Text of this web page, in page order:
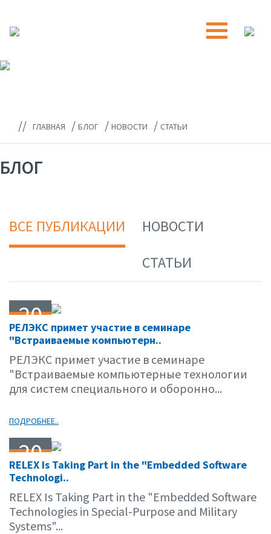
// ГЛАВНАЯ / БЛОГ / НОВОСТИ / СТАТЬИ
БЛОГ
ВСЕ ПУБЛИКАЦИИ
НОВОСТИ
СТАТЬИ
20
11.09
РЕЛЭКС примет участие в семинаре
"Встраиваемые компьютерн..
РЕЛЭКС примет участие в семинаре
"Встраиваемые компьютерные технологии
для систем специального и оборонно...
ПОДРОБНЕЕ..
20
11.09
RELEX Is Taking Part in the "Embedded Software
Technologi..
RELEX Is Taking Part in the "Embedded Software
Technologies in Special-Purpose and Military
Systems"...